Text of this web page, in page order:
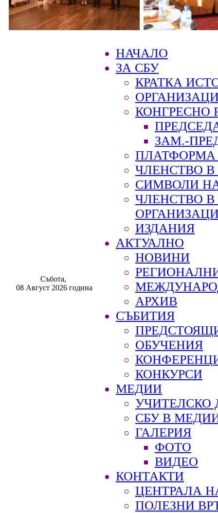
Събота,
08 Август 2026 година
НАЧАЛО
ЗА СБУ
КРАТКА
КОНГРЕСНО
ЗАМ.-
ПЛАТФОРМА
ЧЛЕНСТВО В
СИМВОЛИ
ЧЛЕНСТВО
ИЗДАНИЯ
АКТУАЛНО
НОВИНИ
АРХИВ
СЪБИТИЯ
ОБУЧЕНИЯ
КОНКУРСИ
МЕДИИ
УЧИТЕЛСКО
СБУ В
ГАЛЕРИЯ
ФОТО
ВИДЕО
КОНТАКТИ
ЦЕНТРАЛА
ПОЛЕЗНИ